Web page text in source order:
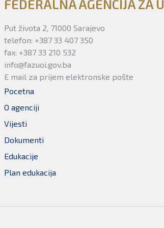
FEDERALNA AGENCIJA ZA
Put života 2, 71000 Sarajevo
telefon: +387 33 407 350
fax: +387 33 210 532
info@fazuoi.gov.ba
E mail za prijem elektronske pošte
Pocetna
O agenciji
Vijesti
Dokumenti
Edukacije
Plan edukacija